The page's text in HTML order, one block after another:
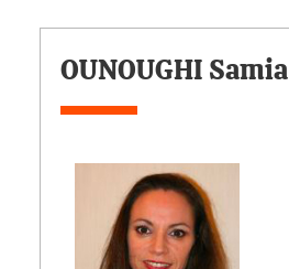
OUNOUGHI Samia